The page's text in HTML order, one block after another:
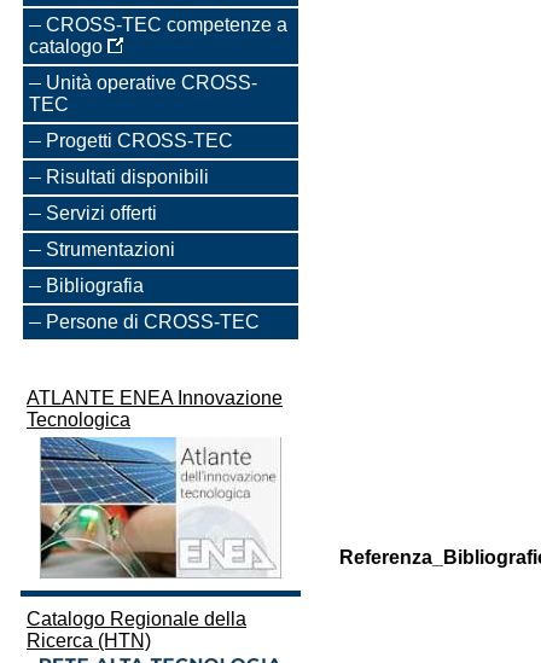
CROSS-TEC competenze a
catalogo
Unità operative CROSS-
TEC
Progetti CROSS-TEC
Risultati disponibili
Servizi offerti
Strumentazioni
Bibliografia
Persone di CROSS-TEC
ATLANTE ENEA Innovazione
Tecnologica
Catalogo Regionale della
Ricerca (HTN)